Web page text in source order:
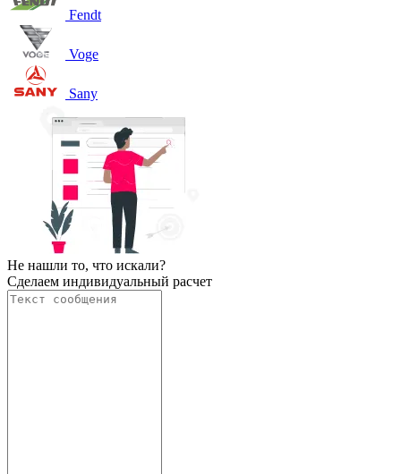
Fendt
Voge
Sany
Не нашли то, что искали?
Сделаем индивидуальный расчет